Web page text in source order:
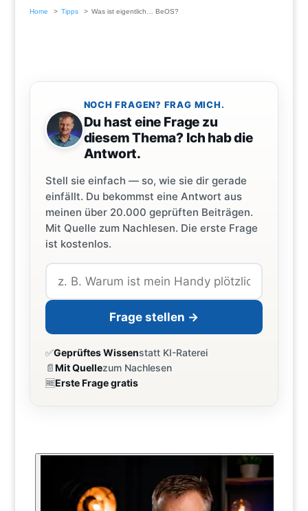
Home Tipps Was ist eigentlich… BeOS?
NOCH FRAGEN? FRAG MICH.
Du hast eine Frage zu
diesem Thema? Ich hab die
Antwort.
Stell sie einfach — so, wie sie dir gerade
einfällt. Du bekommst eine Antwort aus
meinen über 20.000 geprüften Beiträgen.
Mit Quelle zum Nachlesen. Die erste Frage
ist kostenlos.
Frage stellen →
✅Geprüftes Wissenstatt KI-Raterei
📄Mit Quellezum Nachlesen
🆓Erste Frage gratis